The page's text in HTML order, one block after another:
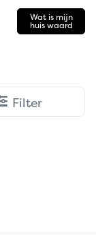
Wat is mijn
huis waard
Filter